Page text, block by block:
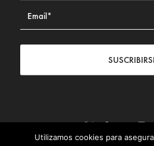
Utilizamos cookies para